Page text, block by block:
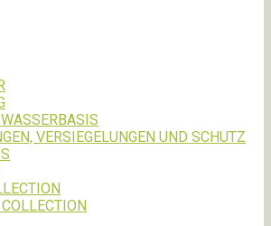
VERSIEGELUNGEN UND SCHUTZ